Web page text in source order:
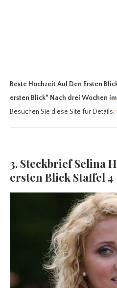
Beste Hochzeit Auf Den Ersten
ersten Blick“ Nach drei Wochen im
Besuchen Sie diese Site für Details:
3. Steckbrief Selina
ersten Blick Staffel 4